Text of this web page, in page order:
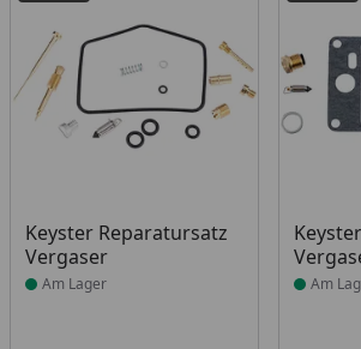
Keyster Reparatursatz
Vergaser
Produkt am Lager
Am Lager Am